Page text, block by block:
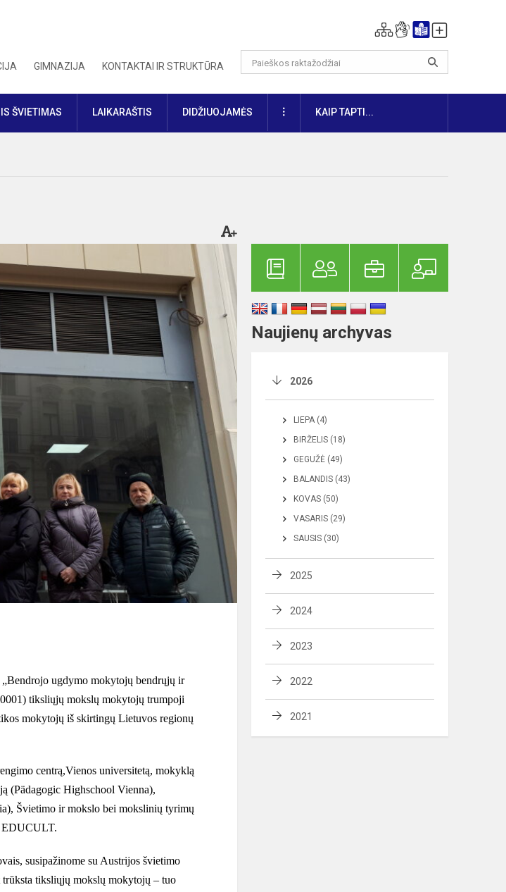
GIMNAZIJA KONTAKTAI IR STRUKTŪRA
ŠVIETIMAS LAIKARAŠTIS DIDŽIUOJAMĖS DAUGIAUKAIP TAPTI...
ugdymo mokytojų bendrųjų ir
tiksliųjų mokslų mokytojų trumpoji
mokytojų iš skirtingų Lietuvos regionų
centrą,Vienos universitetą, mokyklą
(Pädagogic Highschool Vienna),
Švietimo ir mokslo bei mokslinių tyrimų
EDUCULT.
susipažinome su Austrijos švietimo
trūksta tiksliųjų mokslų mokytojų – tuo
Naujienų archyvas
2026
LIEPA (4)
BIRŽELIS (18)
GEGUŽĖ (49)
BALANDIS (43)
KOVAS (50)
VASARIS (29)
SAUSIS (30)
2025
2024
2023
2022
2021